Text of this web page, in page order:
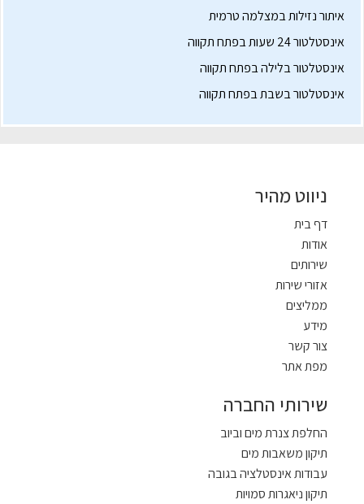
איתור נזילות במצלמה טרמית
אינסטלטור 24 שעות בפתח תקווה
אינסטלטור בלילה בפתח תקווה
אינסטלטור בשבת בפתח תקווה
ניווט מהיר
דף בית
אודות
שירותים
אזורי שירות
ממליצים
מידע
צור קשר
מפת אתר
שירותי החברה
החלפת צנרת מים וביוב
תיקון משאבות מים
עבודות אינסטלציה בגובה
תיקון ניאגרות סמויות